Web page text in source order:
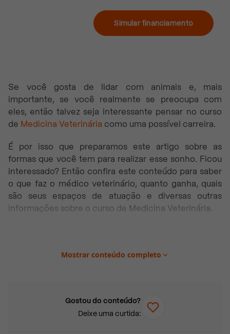
Simular financiamento
Se você gosta de lidar com animais e, mais
importante, se você realmente se preocupa com
eles, então talvez seja interessante pensar no curso
de Medicina Veterinária como uma possível carreira.
É por isso que preparamos este artigo sobre as
formas que você tem para realizar esse sonho. Ficou
interessado? Então confira este conteúdo para saber
o que faz o médico veterinário, quanto ganha, quais
são seus espaços de atuação e diversas outras
informações sobre o curso de Medicina Veterinária.
O que faz o médico veterinário?
Veterinária
Quanto tempo dura o curso de Medicina
Mostrar conteúdo completo
Gostou do conteúdo?
Deixe uma curtida: